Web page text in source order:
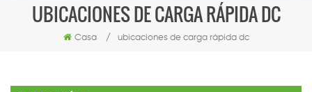
UBICACIONES DE CARGA RÁPIDA DC
Casa / ubicaciones de carga rápida dc